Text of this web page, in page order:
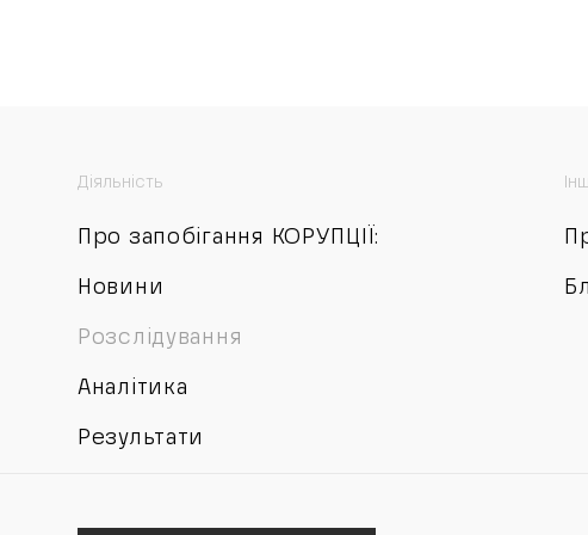
Діяльність
Про запобігання КОРУПЦІЇ:
Новини
Розслідування
Аналітика
Результати